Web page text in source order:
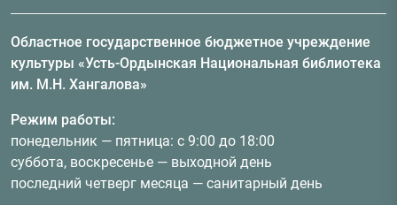
Областное государственное бюджетное учреждение
культуры «Усть-Ордынская Национальная библиотека
им. М.Н. Хангалова»
Режим работы:
понедельник — пятница: с 9:00 до 18:00
суббота, воскресенье — выходной день
последний четверг месяца — санитарный день